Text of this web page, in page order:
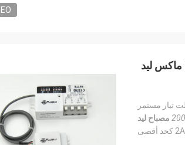
دس تعمل استشعار الحركة MC011D / A مع سبليت الاستشعار عن 200W ماكس ليد
2A كحد أقصى